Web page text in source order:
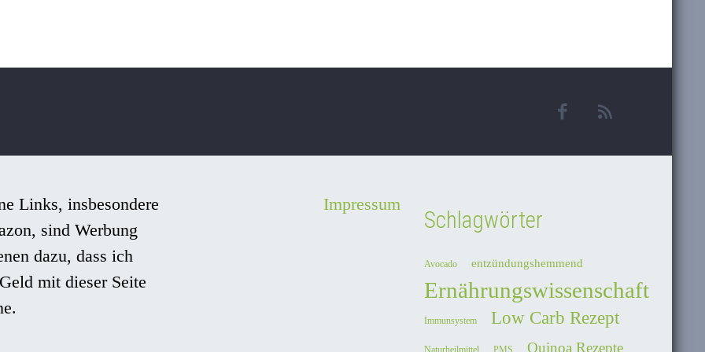
Links, insbesondere
sind Werbung
dazu, dass ich
mit dieser Seite
Impressum
Schlagwörter
Avocado entzündungshemmend
Ernährungswissenschaft
Immunsystem Low Carb Rezept
Naturheilmittel PMS Quinoa Rezepte